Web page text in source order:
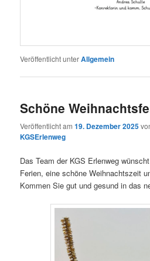
Veröffentlicht unterAllgemein
Schöne
Veröffentlicht am19. Dezember 2025
KGSErlenweg
Das Team der KGS Erlenweg
Ferien, eine schöne Weihnachtszeit
Kommen Sie gut und gesund in das